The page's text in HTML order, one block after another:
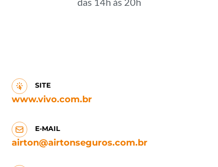
SITE
www.vivo.com.br
E-MAIL
airton@airtonseguros.com.br